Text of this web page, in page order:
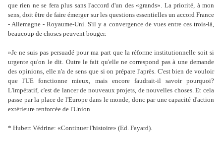
que rien ne se fera plus sans l'accord d'un des «grands». La priorité, à mon
sens, doit être de faire émerger sur les questions essentielles un accord France
- Allemagne - Royaume-Uni. S'il y a convergence de vues entre ces trois-là,
beaucoup de choses peuvent bouger.
»Je ne suis pas persuadé pour ma part que la réforme institutionnelle soit si
urgente qu'on le dit. Outre le fait qu'elle ne correspond pas à une demande
des opinions, elle n'a de sens que si on prépare l'après. C'est bien de vouloir
que l'UE fonctionne mieux, mais encore faudrait-il savoir pourquoi?
L'impératif, c'est de lancer de nouveaux projets, de nouvelles choses. Et cela
passe par la place de l'Europe dans le monde, donc par une capacité d'action
extérieure renforcée de l'Union.
* Hubert Védrine: «Continuer l'histoire» (Ed. Fayard).